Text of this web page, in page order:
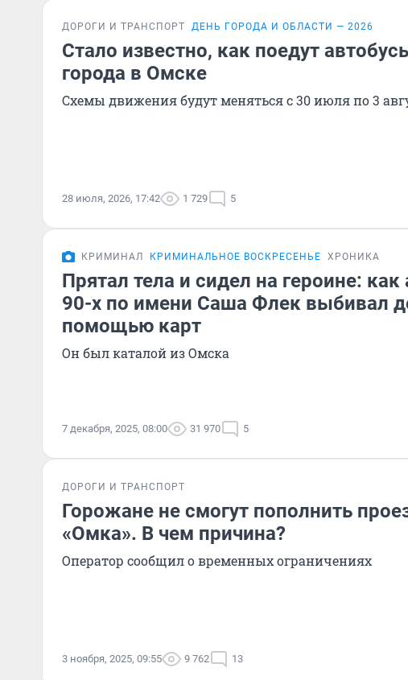
ДОРОГИ И ТРАНСПОРТ ДЕНЬ ГОРОДА И ОБЛАСТИ — 2026
Стало известно, как поедут
города в Омске
Схемы движения будут меняться с 30 июля по 3
28 июля, 2026, 17:42 1 729 5
КРИМИНАЛ КРИМИНАЛЬНОЕ ВОСКРЕСЕНЬЕ ХРОНИКА
Прятал тела и сидел на героине: как
90-х по имени Саша Флек выбивал
помощью карт
Он был каталой из Омска
7 декабря, 2025, 08:00 31 970 5
ДОРОГИ И ТРАНСПОРТ
Горожане не смогут пополнить
«Омка». В чем причина?
Оператор сообщил о временных ограничениях
3 ноября, 2025, 09:55 9 762 13